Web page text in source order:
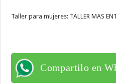
Taller para mujeres: TALLER MAS
Compartilo en